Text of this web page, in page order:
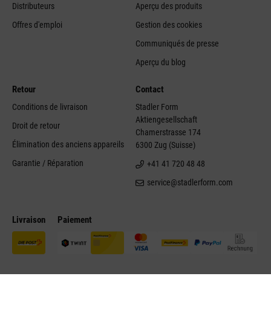
Livraison Paiement
Distributeurs
Offres d'emploi
Aperçu des produits
Gestion des cookies
Communiqués de presse
Aperçu du blog
Retour
Conditions de livraison
Droit de retour
Élimination des anciens appareils
Garantie / Réparation
Contact
Stadler Form
Aktiengesellschaft
Chamerstrasse 174
6300 Zug (Suisse)
+41 41 720 48 48
service@stadlerform.com